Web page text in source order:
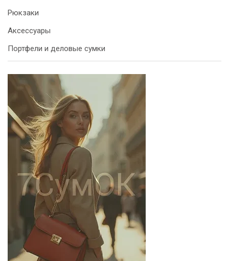
Рюкзаки
Аксессуары
Портфели и деловые сумки